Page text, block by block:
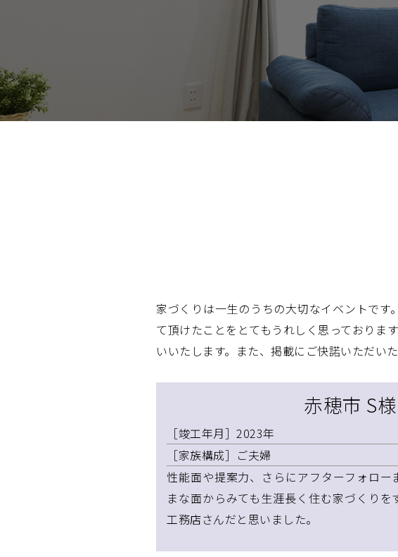
家づくりは一生のうちの大切なイベントで
て頂けたことをとてもうれしく思っておりま
いいたします。また、掲載にご快諾いただい
赤穂市 S様
［竣工年月］2023年
［家族構成］ご夫婦
性能面や提案力、さらにアフターフォロー
まな面からみても生涯長く住む家づくりを
工務店さんだと思いました。